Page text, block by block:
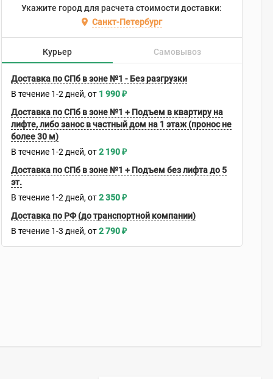
Укажите город для расчета стоимости доставки:
Санкт-Петербург
Курьер Самовывоз
Доставка по СПб в зоне №1 - Без разгрузки
В течение 1-2 дней 1 990₽
Доставка по СПб в зоне №1 + Подъем в квартиру на
лифте, либо занос в частный дом на 1 этаж (пронос не
более 30 м)
В течение 1-2 дней 2 190₽
Доставка по СПб в зоне №1 + Подъем без лифта до 5
эт.
В течение 1-2 дней 2 350₽
Доставка по РФ (до транспортной компании)
В течение 1-3 дней 2 790₽